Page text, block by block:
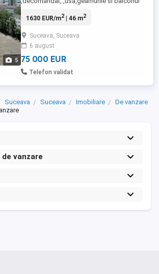
5
trebuie renovat,este vechi totul,fara
1630 EUR/m2| 46 m2
Suceava, Suceava
6 august
75 000 EUR
Telefon validat
Suceava Suceava Imobiliare
De vanzare
vanzare